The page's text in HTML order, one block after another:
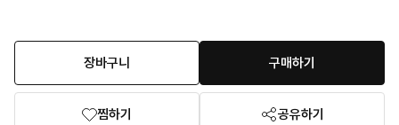
장바구니 구매하기
찜하기 공유하기